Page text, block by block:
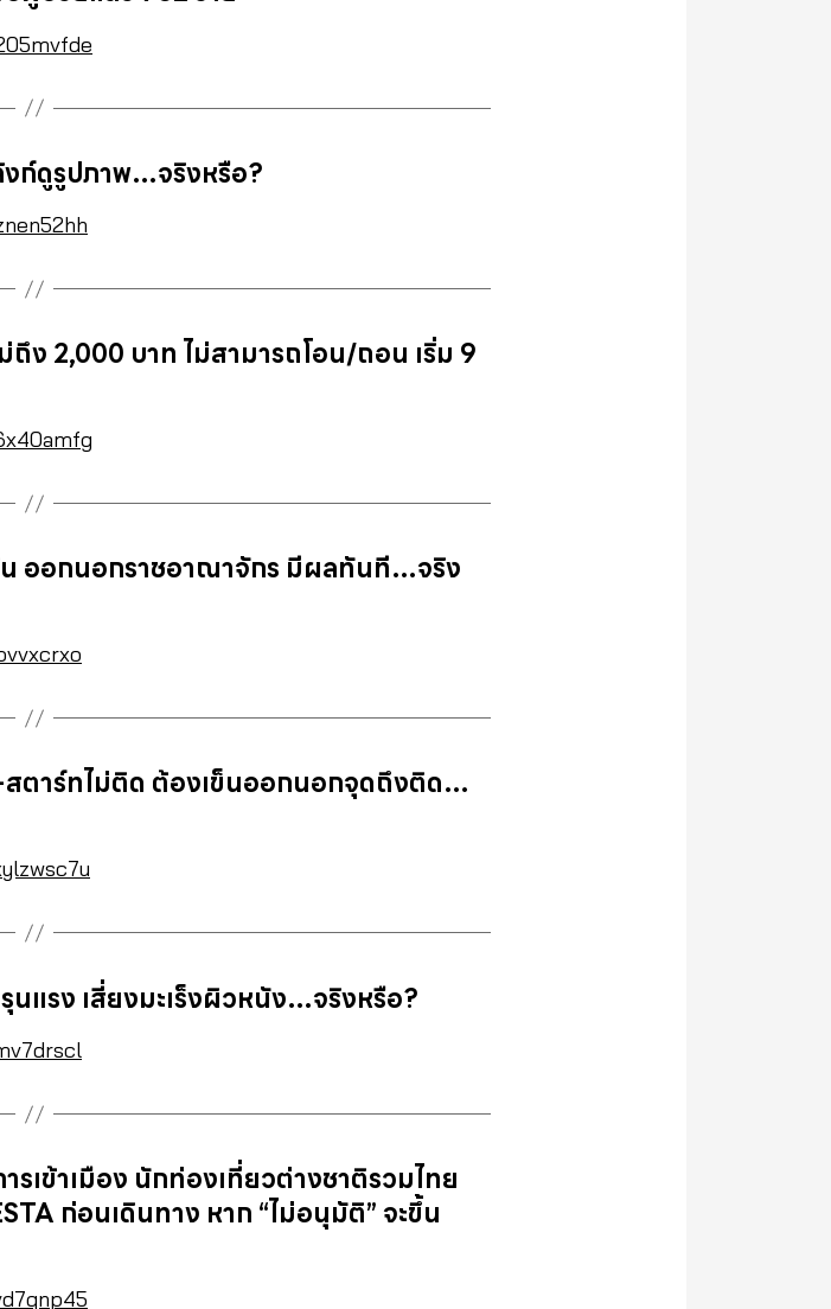
ก์ดูรูปภาพ…จริงหรือ?
ง 2,000 บาท ไม่สามารถโอน/ถอน เริ่ม 9
ออกนอกราชอาณาจักร มีผลทันที…จริง
ตาร์ทไม่ติด ต้องเข็นออกนอกจุดถึงติด…
แรง เสี่ยงมะเร็งผิวหนัง…จริงหรือ?
เข้าเมือง นักท่องเที่ยวต่างชาติรวมไทย
ก่อนเดินทาง หาก “ไม่อนุมัติ” จะขึ้น